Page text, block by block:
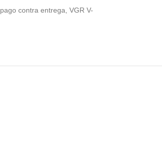
pago contra entrega, VGR V-